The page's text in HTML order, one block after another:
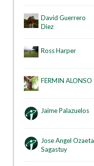
David Guerrero
Diez
Ross Harper
FERMIN ALONSO
Jaime Palazuelos
Jose Angel Ozaeta
Sagastuy